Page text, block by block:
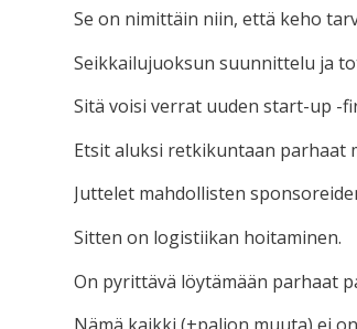
Se on nimittäin niin, että keho
Seikkailujuoksun suunnittelu ja
Sitä voisi verrat uuden start-up -
Etsit aluksi retkikuntaan parhaat
Juttelet mahdollisten
Sitten on logistiikan hoitaminen.
On pyrittävä löytämään parhaat